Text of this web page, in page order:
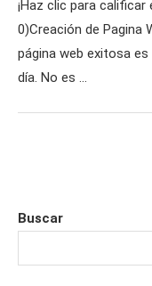
¡Haz clic para
0)Creación de Pagina
página web exitosa
día. No es …
Buscar